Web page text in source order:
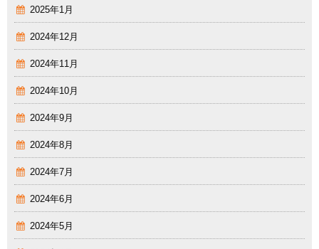
2025年1月
2024年12月
2024年11月
2024年10月
2024年9月
2024年8月
2024年7月
2024年6月
2024年5月